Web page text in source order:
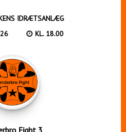
IDRÆTSANLÆG
KL. 18.00
Fight 3